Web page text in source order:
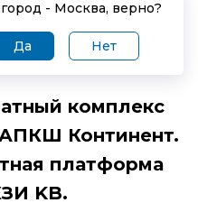
- Москва, верно?
Да Нет
Код Безопасности
комплекс
Континент.
платформа
KB.